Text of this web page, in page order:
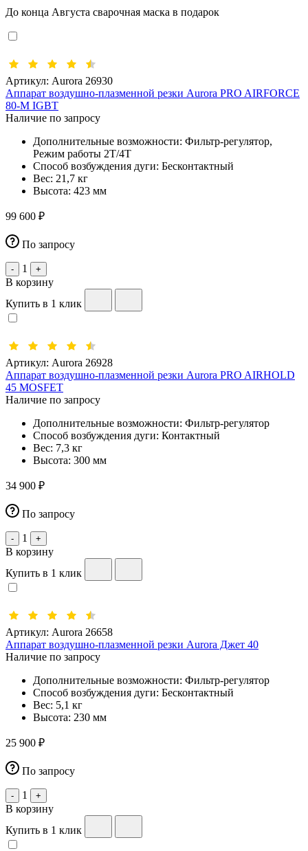
До конца Августа сварочная маска в подарок
Артикул: Aurora 26930
Аппарат воздушно-плазменной резки Aurora PRO AIRFORCE
80-M IGBT
Наличие по запросу
Дополнительные возможности: Фильтр-регулятор,
Режим работы 2Т/4Т
Способ возбуждения дуги: Бесконтактный
Вес: 21,7 кг
Высота: 423 мм
99 600 ₽
По запросу
- 1 +
В корзину
Купить в 1 клик
Артикул: Aurora 26928
Аппарат воздушно-плазменной резки Aurora PRO AIRHOLD
45 MOSFET
Наличие по запросу
Дополнительные возможности: Фильтр-регулятор
Способ возбуждения дуги: Контактный
Вес: 7,3 кг
Высота: 300 мм
34 900 ₽
По запросу
- 1 +
В корзину
Купить в 1 клик
Артикул: Aurora 26658
Аппарат воздушно-плазменной резки Aurora Джет 40
Наличие по запросу
Дополнительные возможности: Фильтр-регулятор
Способ возбуждения дуги: Бесконтактный
Вес: 5,1 кг
Высота: 230 мм
25 900 ₽
По запросу
- 1 +
В корзину
Купить в 1 клик